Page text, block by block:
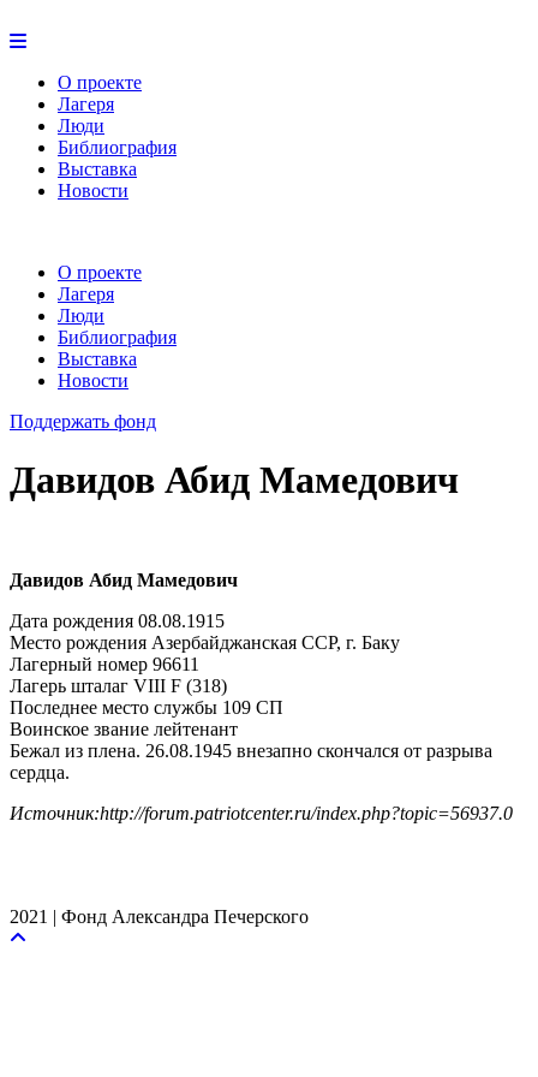
О проекте
Лагеря
Люди
Библиография
Выставка
Новости
О проекте
Лагеря
Люди
Библиография
Выставка
Новости
Поддержать фонд
Давидов Абид Мамедович
Давидов Абид Мамедович
Дата рождения 08.08.1915
Место рождения Азербайджанская ССР, г. Баку
Лагерный номер 96611
Лагерь шталаг VIII F (318)
Последнее место службы 109 СП
Воинское звание лейтенант
Бежал из плена. 26.08.1945 внезапно скончался от разрыва
сердца.
Источник:http://forum.patriotcenter.ru/index.php?topic=56937.0
2021 | Фонд Александра Печерского